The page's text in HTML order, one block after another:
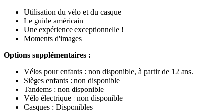
Utilisation du vélo et du casque
Le guide américain
Une expérience exceptionnelle !
Moments d'images
Options supplémentaires :
Vélos pour enfants : non disponible, à partir de 12 ans.
Sièges enfants : non disponible
Tandems : non disponible
Vélo électrique : non disponible
Casques : Disponibles